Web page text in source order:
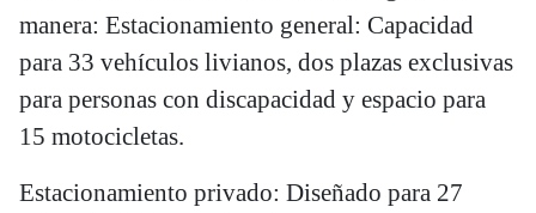
manera: Estacionamiento general: Capacidad
para 33 vehículos livianos, dos plazas exclusivas
para personas con discapacidad y espacio para
15 motocicletas.
Estacionamiento privado: Diseñado para 27